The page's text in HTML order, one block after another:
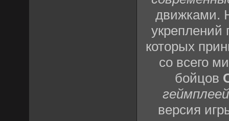
движками.
которых
со всего
бойцов
геймплеей
версия